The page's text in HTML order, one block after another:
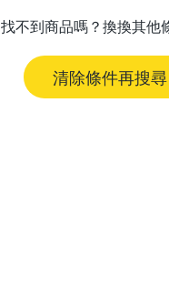
找不到商品嗎？換換其他
清除條件再搜尋